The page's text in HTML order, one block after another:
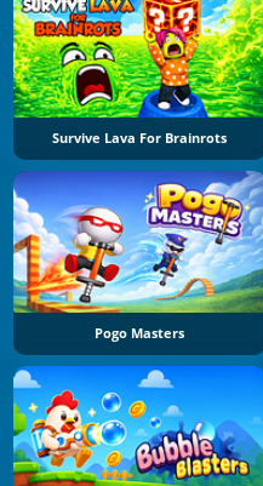
Survive Lava For Brainrots
Pogo Masters